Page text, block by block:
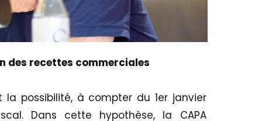
des recettes commerciales
possibilité, à compter du 1er janvier
Dans cette hypothèse, la CAPA